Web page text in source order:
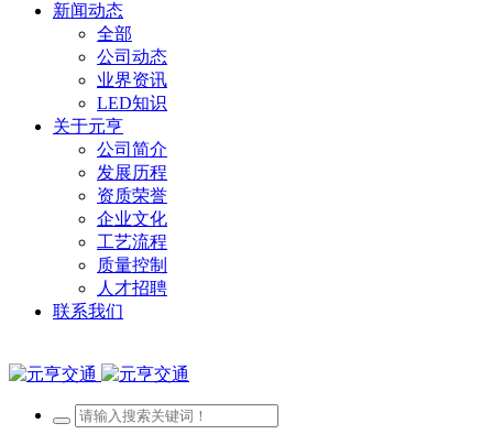
新闻动态
全部
公司动态
业界资讯
LED知识
关于元亨
公司简介
发展历程
资质荣誉
企业文化
工艺流程
质量控制
人才招聘
联系我们